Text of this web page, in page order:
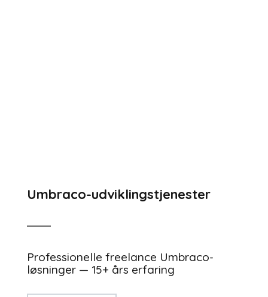
Umbraco-udviklingstjenester
Professionelle freelance Umbraco-
løsninger — 15+ års erfaring